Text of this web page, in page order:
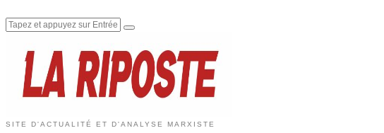
SITE D'ACTUALITÉ ET D'ANALYSE MARXISTE